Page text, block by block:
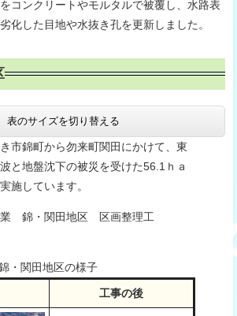
コンクリートやモルタルで被覆し、水路表
化した目地や水抜き孔を更新しました。
表のサイズを切り替える
市錦町から勿来町関田にかけて、東
と地盤沈下の被災を受けた56.1ｈａ
施しています。
業 錦・関田地区 区画整理工
・関田地区の様子
工事の後